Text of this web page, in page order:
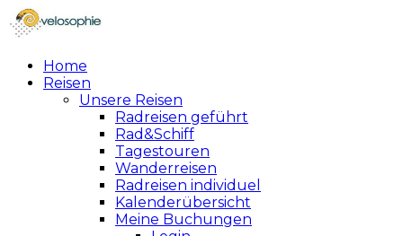
Home
Reisen
Unsere Reisen
Radreisen geführt
Rad&Schiff
Tagestouren
Wanderreisen
Radreisen individuel
Kalenderübersicht
Meine Buchungen